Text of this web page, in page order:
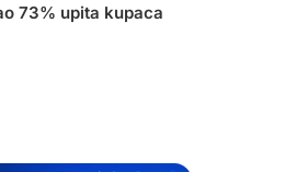
73% upita kupaca